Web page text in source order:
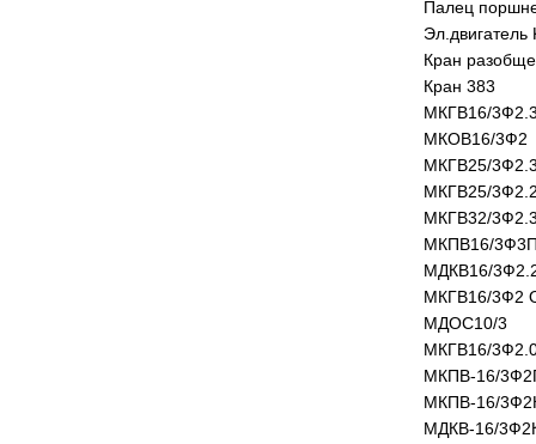
Палец
Эл.двигатель
Кран
Кран 383
МКГВ16/
МКОВ16/3Ф2
МКГВ25/
МКГВ25/
МКГВ32/
МКПВ16/
МДКВ16/
МКГВ16/3Ф2
МДОС10/3
МКГВ16/
МКПВ-16/
МКПВ-16/
МДКВ-16/